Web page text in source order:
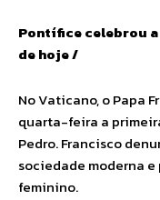
Pontífice celebrou a
de hoje /
No Vaticano, o Papa
quarta-feira a
Pedro. Francisco
sociedade moderna
feminino.